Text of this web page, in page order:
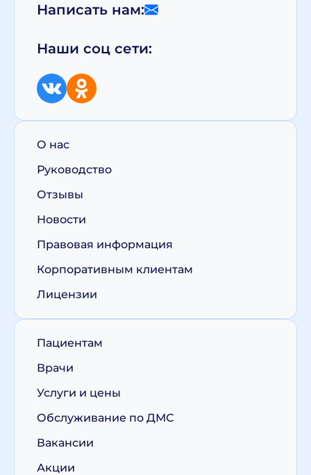
Написать нам:
Наши соц сети:
О нас
Руководство
Отзывы
Новости
Правовая информация
Корпоративным клиентам
Лицензии
Пациентам
Врачи
Услуги и цены
Обслуживание по ДМС
Вакансии
Акции